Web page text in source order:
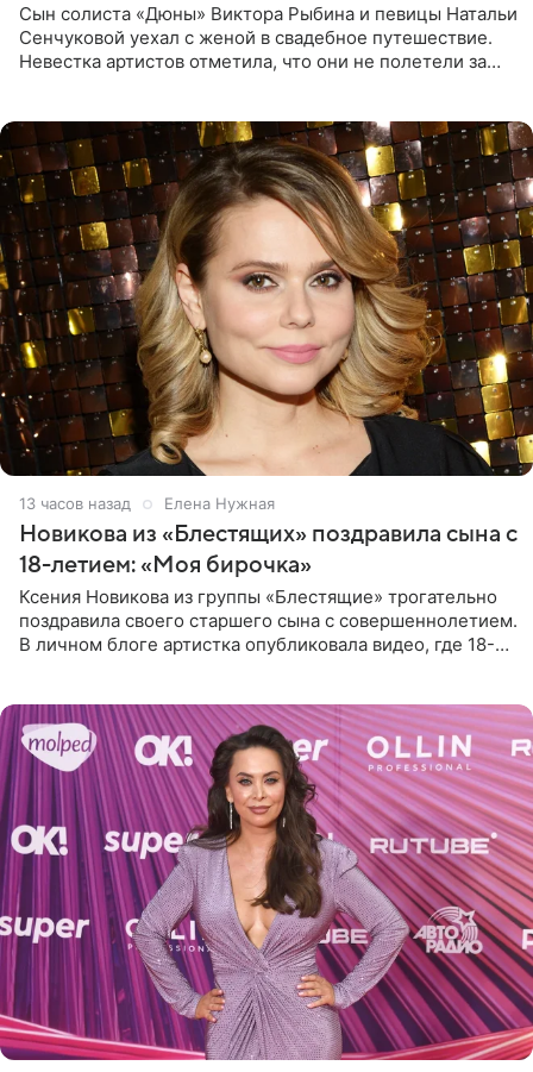
Сын солиста «Дюны» Виктора Рыбина и певицы Натальи
Сенчуковой уехал с женой в свадебное путешествие.
Невестка артистов отметила, что они не полетели за
13 часов назад Елена Нужная
Новикова из «Блестящих» поздравила сына с
18-летием: «Моя бирочка»
Ксения Новикова из группы «Блестящие» трогательно
поздравила своего старшего сына с совершеннолетием.
В личном блоге артистка опубликовала видео, где 18-